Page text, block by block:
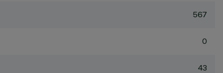
567
0
43